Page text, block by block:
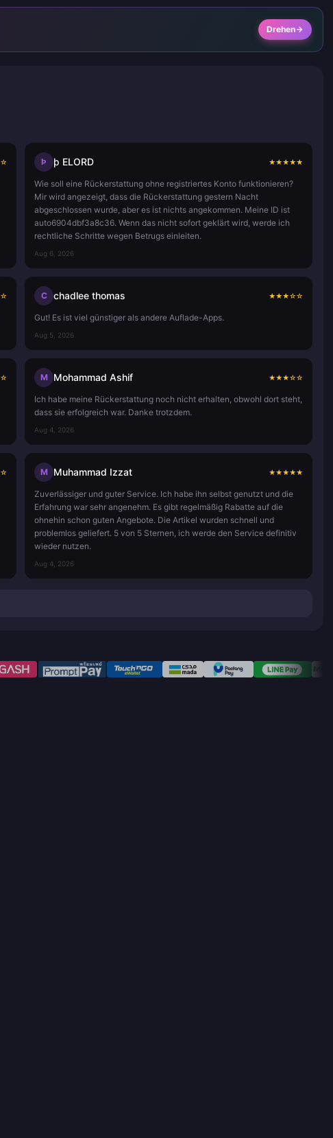
Drehen
☆ Þ þ ELORD ★★★★★
Wie soll eine Rückerstattung ohne registriertes Konto funktionieren?
Mir wird angezeigt, dass die Rückerstattung gestern Nacht
abgeschlossen wurde, aber es ist nichts angekommen. Meine ID ist
auto6904dbf3a8c36. Wenn das nicht sofort geklärt wird, werde ich
rechtliche Schritte wegen Betrugs einleiten.
Aug 6, 2026
☆ C chadlee thomas ★★★☆☆
Gut! Es ist viel günstiger als andere Auflade-Apps.
Aug 5, 2026
☆ M Mohammad Ashif ★★★☆☆
Ich habe meine Rückerstattung noch nicht erhalten, obwohl dort steht,
dass sie erfolgreich war. Danke trotzdem.
Aug 4, 2026
☆ M Muhammad Izzat ★★★★★
Zuverlässiger und guter Service. Ich habe ihn selbst genutzt und die
Erfahrung war sehr angenehm. Es gibt regelmäßig Rabatte auf die
ohnehin schon guten Angebote. Die Artikel wurden schnell und
problemlos geliefert. 5 von 5 Sternen, ich werde den Service definitiv
wieder nutzen.
Aug 4, 2026